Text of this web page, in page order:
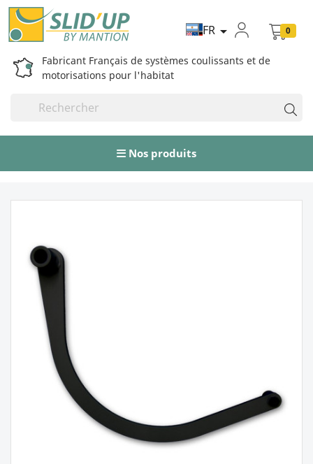
Fabricant Français de systèmes coulissants et de
motorisations pour l'habitat
FR  0
Nos produits